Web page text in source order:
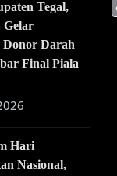
Tegal,
Gelar
Donor Darah
Final Piala
Hari
Nasional,